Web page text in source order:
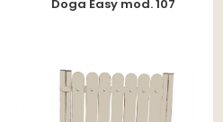
Doga Easy mod. 107